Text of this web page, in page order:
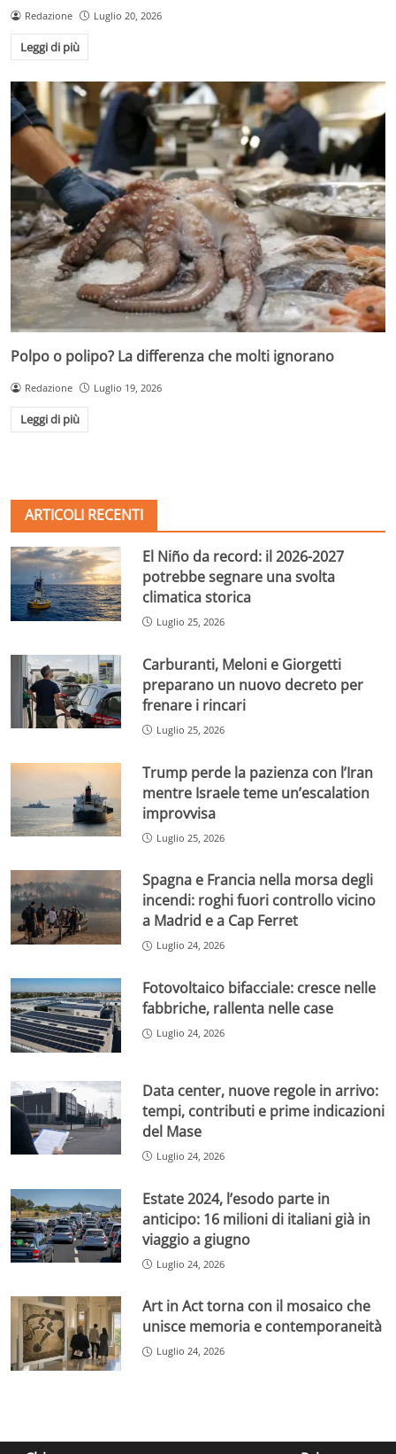
Redazione Luglio 20, 2026
Leggi di più
Polpo o polipo? La differenza che molti ignorano
Redazione Luglio 19, 2026
Leggi di più
ARTICOLI RECENTI
El Niño da record: il 2026-2027
potrebbe segnare una svolta
climatica storica
Luglio 25, 2026
Carburanti, Meloni e Giorgetti
preparano un nuovo decreto per
frenare i rincari
Luglio 25, 2026
Trump perde la pazienza con l’Iran
mentre Israele teme un’escalation
improvvisa
Luglio 25, 2026
Spagna e Francia nella morsa degli
incendi: roghi fuori controllo vicino
a Madrid e a Cap Ferret
Luglio 24, 2026
Fotovoltaico bifacciale: cresce nelle
fabbriche, rallenta nelle case
Luglio 24, 2026
Data center, nuove regole in arrivo:
tempi, contributi e prime indicazioni
del Mase
Luglio 24, 2026
Estate 2024, l’esodo parte in
anticipo: 16 milioni di italiani già in
viaggio a giugno
Luglio 24, 2026
Art in Act torna con il mosaico che
unisce memoria e contemporaneità
Luglio 24, 2026